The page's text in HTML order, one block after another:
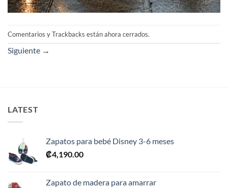
Comentarios y Trackbacks están ahora cerrados.
Siguiente →
LATEST
Zapatos para bebé Disney 3-6 meses
₡4,190.00
Zapato de madera para amarrar